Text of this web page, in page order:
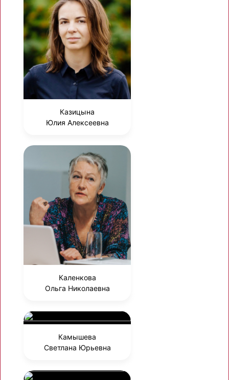
Казицына
Юлия Алексеевна
Каленкова
Ольга Николаевна
Камышева
Светлана Юрьевна